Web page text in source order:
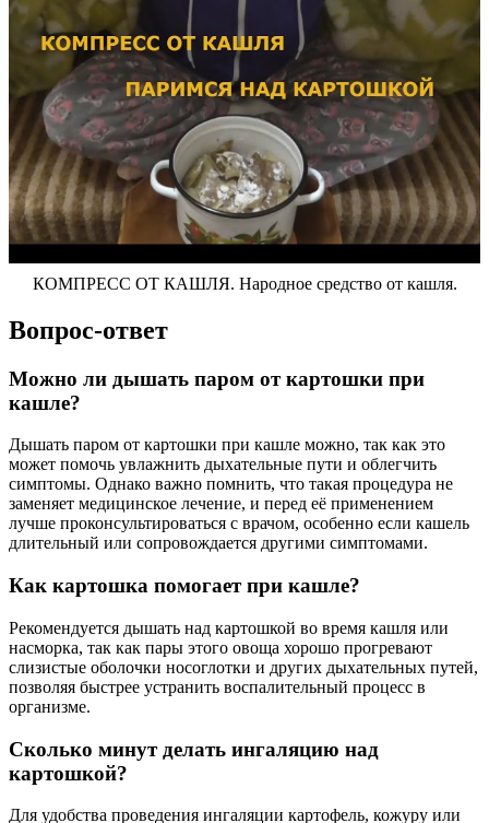
КОМПРЕСС ОТ КАШЛЯ. Народное средство от кашля.
Вопрос-ответ
Можно ли дышать паром от картошки при
кашле?
Дышать паром от картошки при кашле можно, так как это
может помочь увлажнить дыхательные пути и облегчить
симптомы. Однако важно помнить, что такая процедура не
заменяет медицинское лечение, и перед её применением
лучше проконсультироваться с врачом, особенно если кашель
длительный или сопровождается другими симптомами.
Как картошка помогает при кашле?
Рекомендуется дышать над картошкой во время кашля или
насморка, так как пары этого овоща хорошо прогревают
слизистые оболочки носоглотки и других дыхательных путей,
позволяя быстрее устранить воспалительный процесс в
организме.
Сколько минут делать ингаляцию над
картошкой?
Для удобства проведения ингаляции картофель, кожуру или